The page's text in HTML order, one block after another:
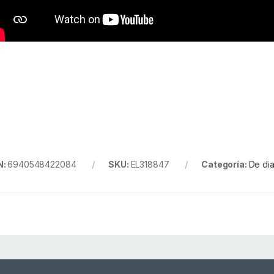
6940548422084 SKU: EL318847 Categoría: De